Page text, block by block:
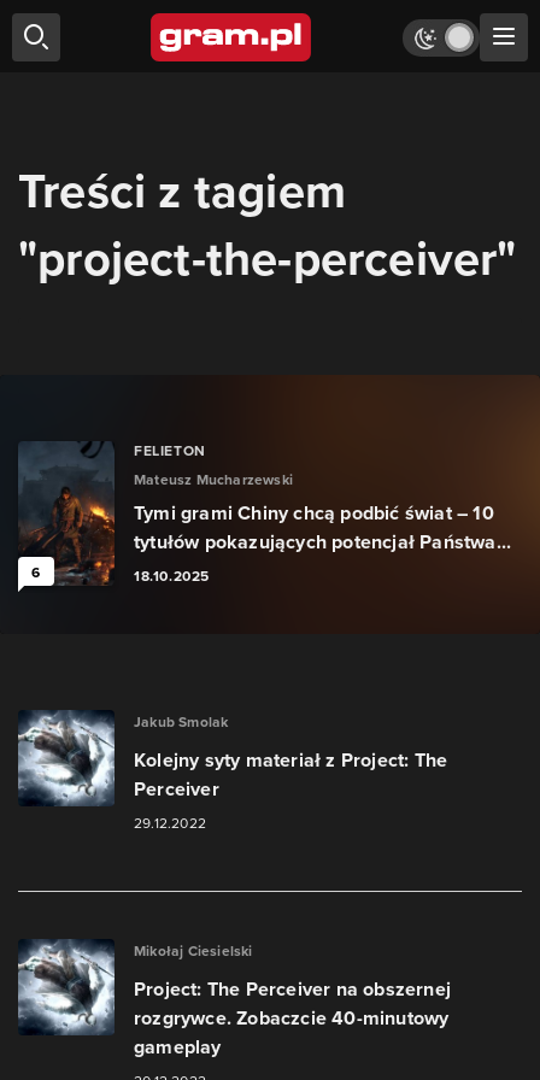
Treści z tagiem
"project-the-perceiver"
6
FELIETON
Mateusz Mucharzewski
Tymi grami Chiny chcą podbić świat – 10
tytułów pokazujących potencjał Państwa...
18.10.2025
Jakub Smolak
Kolejny syty materiał z Project: The
Perceiver
29.12.2022
Mikołaj Ciesielski
Project: The Perceiver na obszernej
rozgrywce. Zobaczcie 40-minutowy
gameplay